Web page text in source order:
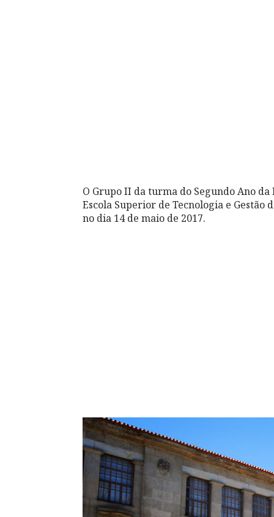
O Grupo II da turma do Segundo Ano
Escola Superior de Tecnologia e
no dia 14 de maio de 2017.